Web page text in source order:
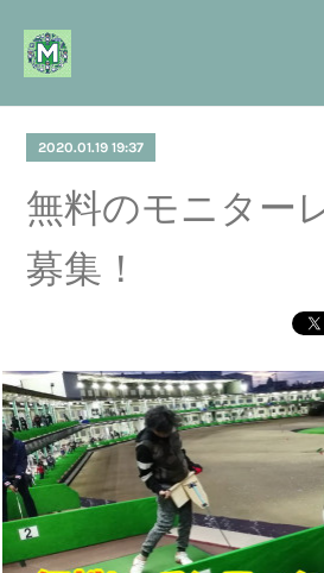
2020.01.19 19:37
無料のモニター
募集！